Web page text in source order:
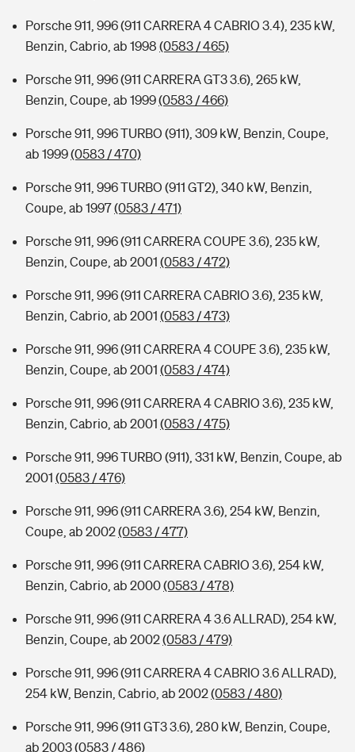
Porsche 911, 996 (911 CARRERA 4 CABRIO 3.4), 235 kW,
Benzin, Cabrio, ab 1998 (0583 / 465)
Porsche 911, 996 (911 CARRERA GT3 3.6), 265 kW,
Benzin, Coupe, ab 1999(0583 / 466)
Porsche 911, 996 TURBO (911), 309 kW, Benzin, Coupe,
ab 1999(0583 / 470)
Porsche 911, 996 TURBO (911 GT2), 340 kW, Benzin,
Coupe, ab 1997(0583 / 471)
Porsche 911, 996 (911 CARRERA COUPE 3.6), 235 kW,
Benzin, Coupe, ab 2001 (0583 / 472)
Porsche 911, 996 (911 CARRERA CABRIO 3.6), 235 kW,
Benzin, Cabrio, ab 2001 (0583 / 473)
Porsche 911, 996 (911 CARRERA 4 COUPE 3.6), 235 kW,
Benzin, Coupe, ab 2001 (0583 / 474)
Porsche 911, 996 (911 CARRERA 4 CABRIO 3.6), 235 kW,
Benzin, Cabrio, ab 2001 (0583 / 475)
Porsche 911, 996 TURBO (911), 331 kW, Benzin, Coupe, ab
2001 (0583 / 476)
Porsche 911, 996 (911 CARRERA 3.6), 254 kW, Benzin,
Coupe, ab 2002(0583 / 477)
Porsche 911, 996 (911 CARRERA CABRIO 3.6), 254 kW,
Benzin, Cabrio, ab 2000(0583 / 478)
Porsche 911, 996 (911 CARRERA 4 3.6 ALLRAD), 254 kW,
Benzin, Coupe, ab 2002(0583 / 479)
Porsche 911, 996 (911 CARRERA 4 CABRIO 3.6 ALLRAD),
254 kW, Benzin, Cabrio, ab 2002(0583 / 480)
Porsche 911, 996 (911 GT3 3.6), 280 kW, Benzin, Coupe,
ab 2003(0583 / 486)